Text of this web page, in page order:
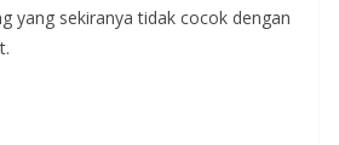
yang sekiranya tidak cocok dengan